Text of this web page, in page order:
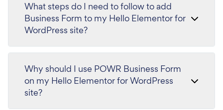
What steps do I need to follow to add
Business Form to my Hello Elementor for
WordPress site?
Why should I use POWR Business Form
on my Hello Elementor for WordPress
site?